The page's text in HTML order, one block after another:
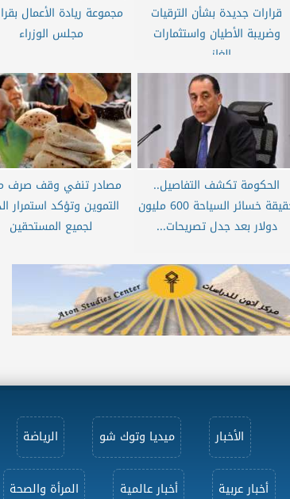
قرارات جديدة بشأن الترقيات
وضريبة الأطيان واستثمارات
الغاز...
مجموعة ريادة الأعمال
مجلس الوزراء
الحكومة تكشف التفاصيل..
حقيقة خسائر السياحة 600 مليون
دولار بعد جدل تصريحات...
مصادر تنفي وقف صرف
التموين وتؤكد استمرار
لجميع المستحقين
الأخبار ميديا وتوك شو الرياضة
أخبار عربية أخبار عالمية المرأة والصحة